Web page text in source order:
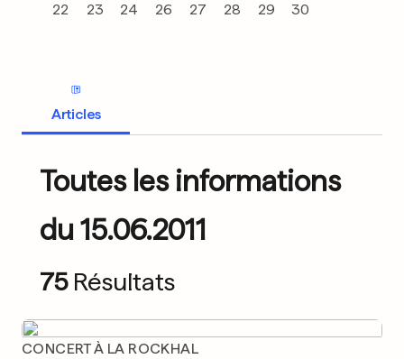
22 23 24 26 27 28 29 30
Articles
Toutes les informations
du 15.06.2011
75 Résultats
CONCERT À LA ROCKHAL